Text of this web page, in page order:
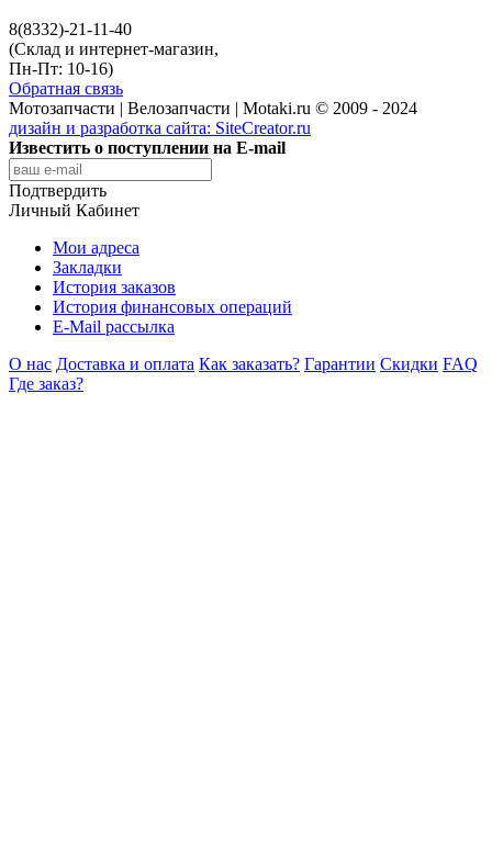
8(8332)-21-11-40
(Склад и интернет-магазин,
Пн-Пт: 10-16)
Обратная связь
Мотозапчасти | Велозапчасти | Motaki.ru © 2009 - 2024
дизайн и разработка сайта: SiteCreator.ru
Известить о поступлении на E-mail
Подтвердить
Личный Кабинет
Мои адреса
Закладки
История заказов
История финансовых операций
E-Mail рассылка
О нас Доставка и оплата Как заказать? Гарантии Скидки FAQ
Где заказ?